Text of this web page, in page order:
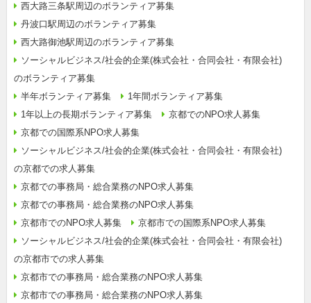
西大路三条駅周辺のボランティア募集
丹波口駅周辺のボランティア募集
西大路御池駅周辺のボランティア募集
ソーシャルビジネス/社会的企業(株式会社・合同会社・有限会社)
のボランティア募集
半年ボランティア募集
1年間ボランティア募集
1年以上の長期ボランティア募集
京都でのNPO求人募集
京都での国際系NPO求人募集
ソーシャルビジネス/社会的企業(株式会社・合同会社・有限会社)
の京都での求人募集
京都での事務局・総合業務のNPO求人募集
京都での事務局・総合業務のNPO求人募集
京都市でのNPO求人募集
京都市での国際系NPO求人募集
ソーシャルビジネス/社会的企業(株式会社・合同会社・有限会社)
の京都市での求人募集
京都市での事務局・総合業務のNPO求人募集
京都市での事務局・総合業務のNPO求人募集